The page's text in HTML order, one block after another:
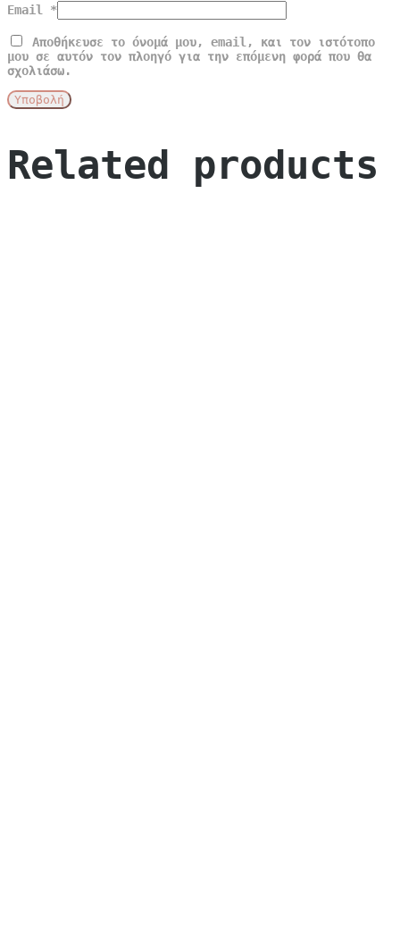
Email *
Αποθήκευσε το όνομά μου, email, και τον ιστότοπο
μου σε αυτόν τον πλοηγό για την επόμενη φορά που θα
σχολιάσω.
Related products